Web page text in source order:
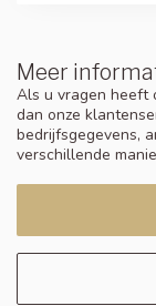
Meer
Als u vragen heeft
dan onze
bedrijfsgegevens,
verschillende